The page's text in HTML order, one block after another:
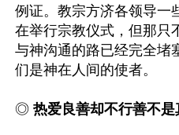
例证。教宗方济各领导一
在举行宗教仪式，但那只
与神沟通的路已经完全堵
们是神在人间的使者。
◎ 热爱良善却不行善不是